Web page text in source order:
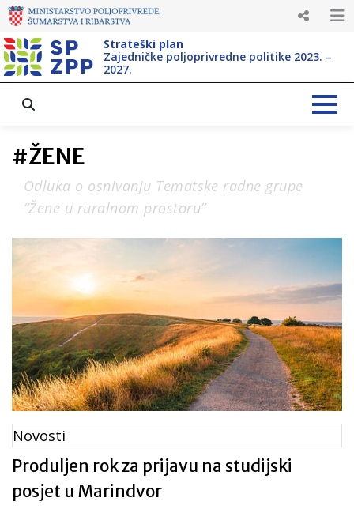
Strateški plan
Zajedničke poljoprivredne politike 2023. –
2027.
#ŽENE
Odluka o osnivanju Tematske radne grupe
“Žene u ruralnom prostoru”
Novosti
Produljen rok za prijavu na studijski
posjet u Marindvor